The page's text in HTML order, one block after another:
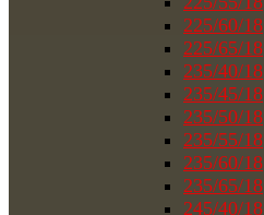
225/60/18
225/65/18
235/40/18
235/45/18
235/50/18
235/55/18
235/60/18
235/65/18
245/40/18